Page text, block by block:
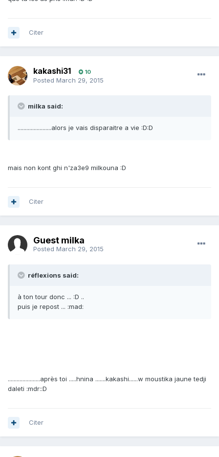
Citer
kakashi31 10
Posted March 29, 2015
milka said:
.......................alors je vais disparaitre a vie :D:D
mais non kont ghi n'za3e9 milkouna :D
Citer
Guest milka
Posted March 29, 2015
réflexions said:
à ton tour donc ... :D ..
puis je repost ... :mad:
......................après toi .....hnina .......kakashi......w moustika jaune tedji
daleti :mdr::D
Citer